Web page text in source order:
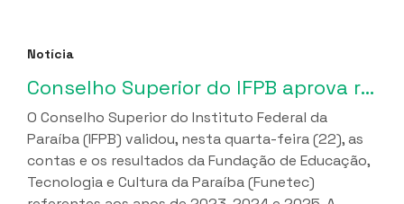
Notícia
Conselho Superior do IFPB aprova relatórios de gestão da Funetec e ciclo de regularização fiscal iniciado em 2023
O Conselho Superior do Instituto Federal da
Paraíba (IFPB) validou, nesta quarta-feira (22), as
contas e os resultados da Fundação de Educação,
Tecnologia e Cultura da Paraíba (Funetec)